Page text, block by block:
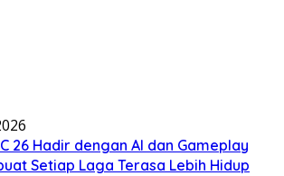
26 Hadir dengan AI dan Gameplay
Setiap Laga Terasa Lebih Hidup